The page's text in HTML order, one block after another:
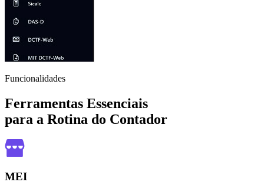
Funcionalidades
Ferramentas Essenciais
para a Rotina do Contador
MEI